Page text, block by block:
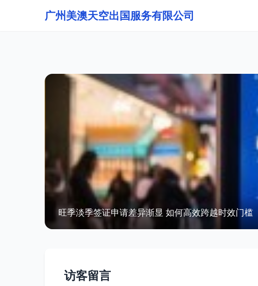
广州美澳天空出国服务有限公司
旺季淡季签证申请差异渐显 如何高效跨越时效门槛
访客留言